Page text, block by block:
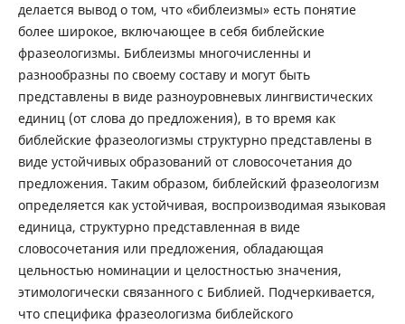
делается вывод о том, что «библеизмы» есть понятие
более широкое, включающее в себя библейские
фразеологизмы. Библеизмы многочисленны и
разнообразны по своему составу и могут быть
представлены в виде разноуровневых лингвистических
единиц (от слова до предложения), в то время как
библейские фразеологизмы структурно представлены в
виде устойчивых образований от словосочетания до
предложения. Таким образом, библейский фразеологизм
определяется как устойчивая, воспроизводимая языковая
единица, структурно представленная в виде
словосочетания или предложения, обладающая
цельностью номинации и целостностью значения,
этимологически связанного с Библией. Подчеркивается,
что специфика фразеологизма библейского